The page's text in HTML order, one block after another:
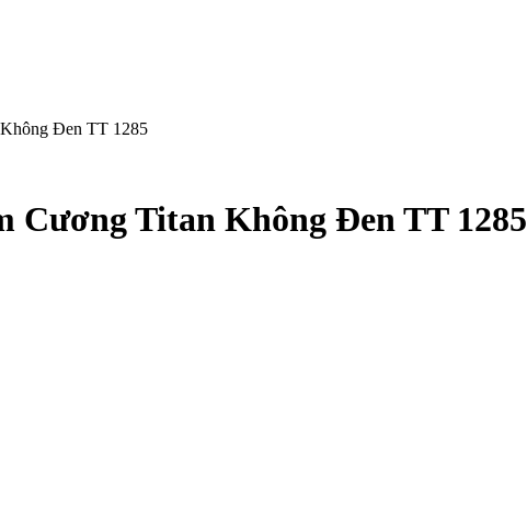
Đen TT 1285
Cương Titan Không Đen TT 1285